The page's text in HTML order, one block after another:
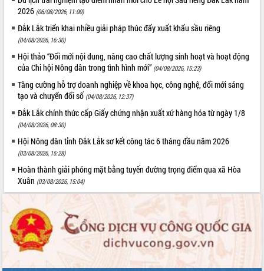
2026 (06/08/2026, 11:00)
Đắk Lắk triển khai nhiều giải pháp thúc đẩy xuất khẩu sầu riêng
(04/08/2026, 16:30)
Hội thảo “Đổi mới nội dung, nâng cao chất lượng sinh hoạt và hoạt động
của Chi hội Nông dân trong tình hình mới” (04/08/2026, 15:23)
Tăng cường hỗ trợ doanh nghiệp về khoa học, công nghệ, đổi mới sáng
tạo và chuyển đổi số (04/08/2026, 12:37)
Đắk Lắk chính thức cấp Giấy chứng nhận xuất xứ hàng hóa từ ngày 1/8
(04/08/2026, 08:30)
Hội Nông dân tỉnh Đắk Lắk sơ kết công tác 6 tháng đầu năm 2026
(03/08/2026, 15:28)
Hoàn thành giải phóng mặt bằng tuyến đường trọng điểm qua xã Hòa
Xuân (03/08/2026, 15:04)